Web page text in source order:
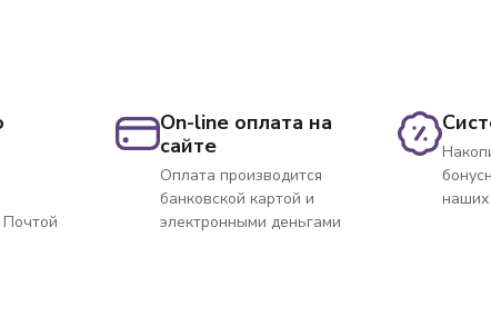
On-line оплата на
сайте
Оплата производится
банковской картой и
электронными деньгами
наших